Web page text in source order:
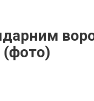
(фото)